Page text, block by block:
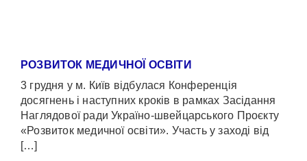
РОЗВИТОК МЕДИЧНОЇ ОСВІТИ
3 грудня у м. Київ відбулася Конференція
досягнень і наступних кроків в рамках Засідання
Наглядової ради Україно-швейцарського Проєкту
«Розвиток медичної освіти». Участь у заході від
[…]